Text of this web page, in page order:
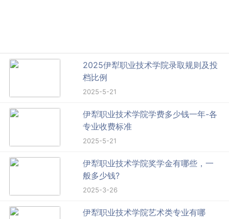
2025伊犁职业技术学院录取规则及投
档比例
2025-5-21
伊犁职业技术学院学费多少钱一年-各
专业收费标准
2025-5-21
伊犁职业技术学院奖学金有哪些，一
般多少钱?
2025-3-26
伊犁职业技术学院艺术类专业有哪